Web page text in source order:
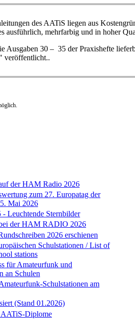
des AATiS liegen aus
ausführlich, mehrfarbig und in hoher
Ausgaben 30 – 35 der Praxishefte
" veröffentlicht..
der HAM Radio 2026
zum 27. Europatag der
Mai 2026
Leuchtende Sternbilder
der HAM RADIO 2026
2026 erschienen
Schulstationen / List of
stations
für Amateurfunk und
an Schulen
Schulstationen am
(Stand 01.2026)
Diplome